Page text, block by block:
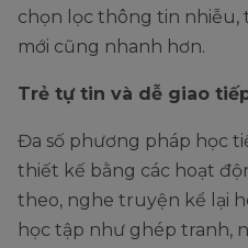
chọn lọc thông tin nhiễu,
mới cũng nhanh hơn.
Trẻ tự tin và dễ giao
Đa số phương pháp học
thiết kế bằng các hoạt
theo, nghe truyện kể lại
học tập như ghép tranh,